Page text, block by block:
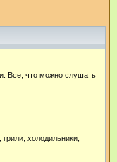
Все, что можно слушать
холодильники,